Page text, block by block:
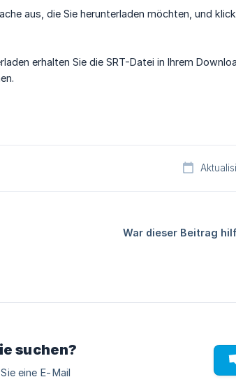
aus, die Sie herunterladen möchten, und
erhalten Sie die SRT-Datei in Ihrem
War dieser Beitrag
suchen?
eine E-Mail